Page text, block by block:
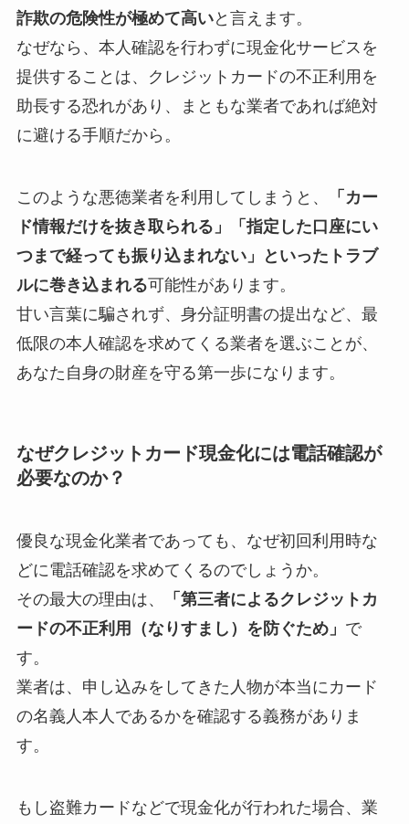
詐欺の危険性が極めて高いと言えます。
なぜなら、本人確認を行わずに現金化サービスを
提供することは、クレジットカードの不正利用を
助長する恐れがあり、まともな業者であれば絶対
に避ける手順だから。
このような悪徳業者を利用してしまうと、
「カー
ド情報だけを抜き取られる」「指定した口座にい
つまで経っても振り込まれない」といったトラブ
ルに巻き込まれる可能性があります。
甘い言葉に騙されず、身分証明書の提出など、最
低限の本人確認を求めてくる業者を選ぶことが、
あなた自身の財産を守る第一歩になります。
なぜクレジットカード現金化には電話確認が
必要なのか？
優良な現金化業者であっても、なぜ初回利用時な
どに電話確認を求めてくるのでしょうか。
その最大の理由は、
「第三者によるクレジットカ
ードの不正利用（なりすまし）を防ぐため」 で
す。
業者は、申し込みをしてきた人物が本当にカード
の名義人本人であるかを確認する義務がありま
す。
もし盗難カードなどで現金化が行われた場合、業